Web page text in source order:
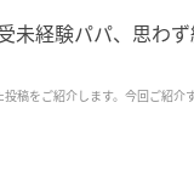
未経験パパ、思わ
稿をご紹介します。今回ご紹